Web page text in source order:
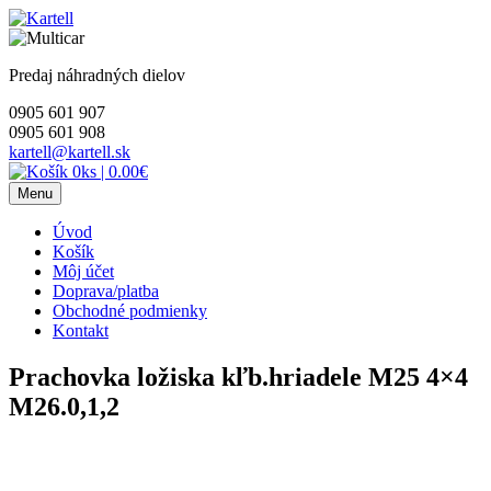
Skip
to
Predaj náhradných dielov
0905 601 907
0905 601 908
kartell@kartell.sk
0ks | 0.00€
Menu
Úvod
Košík
Môj účet
Doprava/platba
Obchodné podmienky
Kontakt
Prachovka ložiska kľb.hriadele M25 4×4
M26.0,1,2